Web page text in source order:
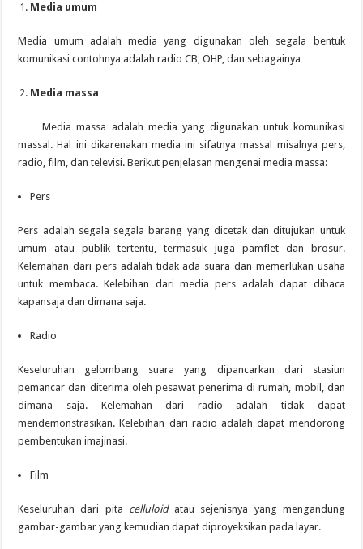
Media umum
Media umum adalah media yang digunakan oleh segala bentuk
komunikasi contohnya adalah radio CB, OHP, dan sebagainya
Media massa
Media massa adalah media yang digunakan untuk komunikasi
massal. Hal ini dikarenakan media ini sifatnya massal misalnya pers,
radio, film, dan televisi. Berikut penjelasan mengenai media massa:
Pers
Pers adalah segala segala barang yang dicetak dan ditujukan untuk
umum atau publik tertentu, termasuk juga pamflet dan brosur.
Kelemahan dari pers adalah tidak ada suara dan memerlukan usaha
untuk membaca. Kelebihan dari media pers adalah dapat dibaca
kapansaja dan dimana saja.
Radio
Keseluruhan gelombang suara yang dipancarkan dari stasiun
pemancar dan diterima oleh pesawat penerima di rumah, mobil, dan
dimana saja. Kelemahan dari radio adalah tidak dapat
mendemonstrasikan. Kelebihan dari radio adalah dapat mendorong
pembentukan imajinasi.
Film
Keseluruhan dari pita celluloid atau sejenisnya yang mengandung
gambar-gambar yang kemudian dapat diproyeksikan pada layar.